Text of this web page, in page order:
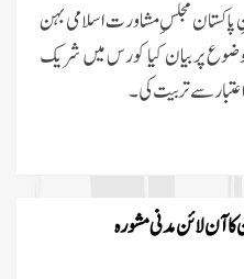
مجلسِ مشاورت اسلامی بہن
پر بیان کیا کورس میں شریک
اعتبار سے تربیت کی۔
آن لائن مدنی مشورہ